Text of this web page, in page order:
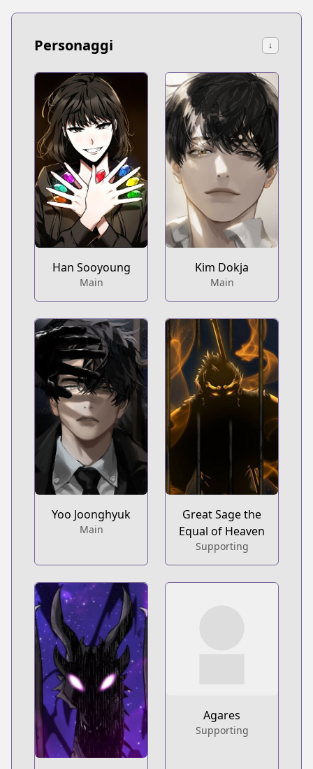
Personaggi ↓
Han Sooyoung
Main
Kim Dokja
Main
Yoo Joonghyuk
Main
Great Sage the
Equal of Heaven
Supporting
Agares
Supporting